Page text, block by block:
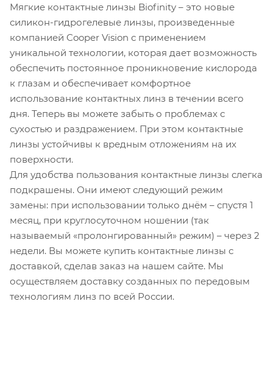
Мягкие контактные линзы Biofinity – это новые
силикон-гидрогелевые линзы, произведенные
компанией Cooper Vision с применением
уникальной технологии, которая дает возможность
обеспечить постоянное проникновение кислорода
к глазам и обеспечивает комфортное
использование контактных линз в течении всего
дня. Теперь вы можете забыть о проблемах с
сухостью и раздражением. При этом контактные
линзы устойчивы к вредным отложениям на их
поверхности.
Для удобства пользования контактные линзы слегка
подкрашены. Они имеют следующий режим
замены: при использовании только днём – спустя 1
месяц, при круглосуточном ношении (так
называемый «пролонгированный» режим) – через 2
недели. Вы можете купить контактные линзы с
доставкой, сделав заказ на нашем сайте. Мы
осуществляем доставку созданных по передовым
технологиям линз по всей России.